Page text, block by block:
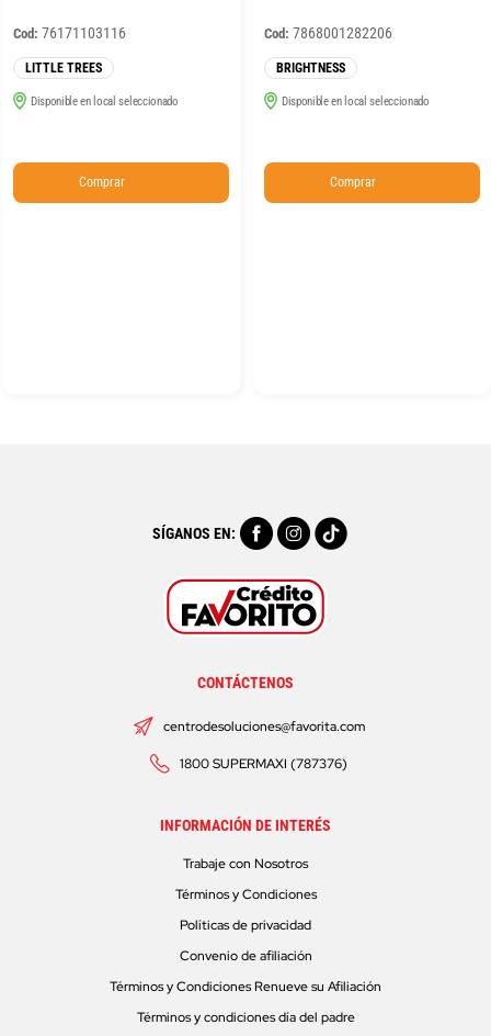
Cod: 76171103116
LITTLE TREES
Disponible en local seleccionado
Comprar
Cod: 7868001282206
BRIGHTNESS
Disponible en local seleccionado
Comprar
SÍGANOS EN:
CONTÁCTENOS
centrodesoluciones@favorita.com
1800 SUPERMAXI (787376)
INFORMACIÓN DE INTERÉS
Trabaje con Nosotros
Términos y Condiciones
Políticas de privacidad
Convenio de afiliación
Términos y Condiciones Renueve su Afiliación
Términos y condiciones día del padre